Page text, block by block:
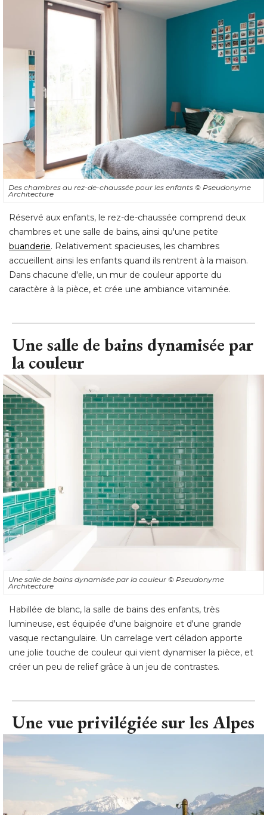
Des chambres au rez-de-chaussée pour les enfants © Pseudonyme
Architecture
Réservé aux enfants, le rez-de-chaussée comprend deux
chambres et une salle de bains, ainsi qu'une petite
buanderie. Relativement spacieuses, les chambres
accueillent ainsi les enfants quand ils rentrent à la maison.
Dans chacune d'elle, un mur de couleur apporte du
caractère à la pièce, et crée une ambiance vitaminée.
Une salle de bains dynamisée par
la couleur
Une salle de bains dynamisée par la couleur © Pseudonyme
Architecture
Habillée de blanc, la salle de bains des enfants, très
lumineuse, est équipée d'une baignoire et d'une grande
vasque rectangulaire. Un carrelage vert céladon apporte
une jolie touche de couleur qui vient dynamiser la pièce, et
créer un peu de relief grâce à un jeu de contrastes.
Une vue privilégiée sur les Alpes